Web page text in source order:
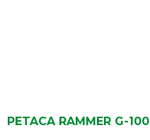
PETACA RAMMER G-100